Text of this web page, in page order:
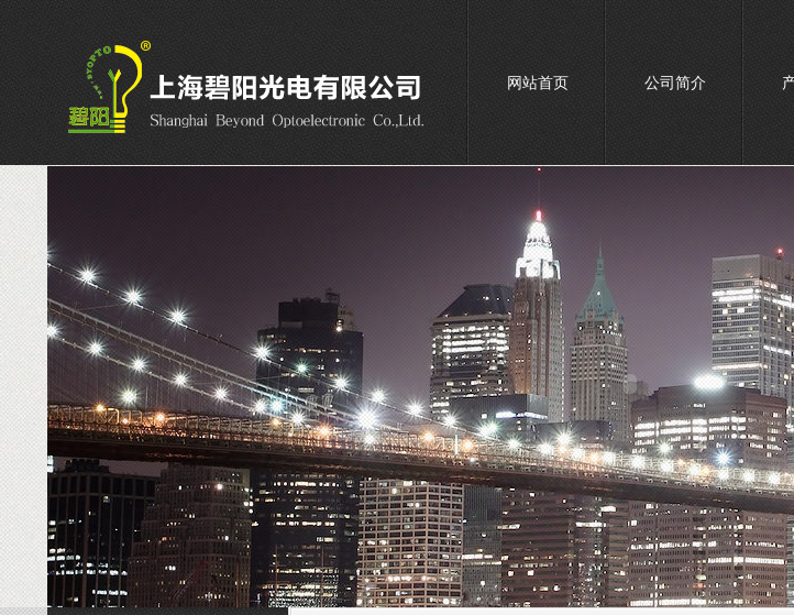
网站首页 公司简介
联系我们